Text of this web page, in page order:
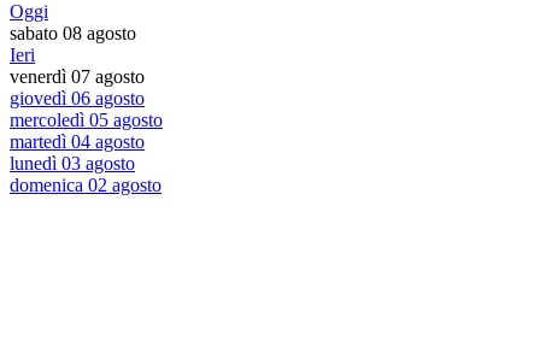
Oggi
sabato 08 agosto
Ieri
venerdì 07 agosto
giovedì 06 agosto
mercoledì 05 agosto
martedì 04 agosto
lunedì 03 agosto
domenica 02 agosto